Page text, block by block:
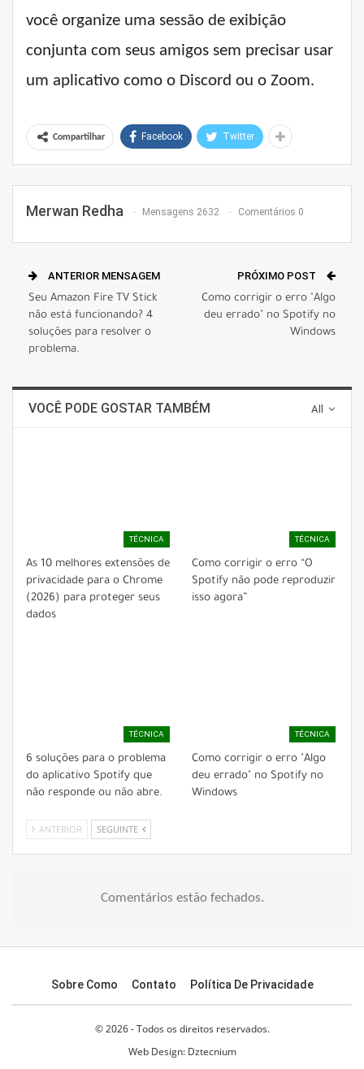
você organize uma sessão de exibição
conjunta com seus amigos sem precisar usar
um aplicativo como o Discord ou o Zoom.
Compartilhar Facebook Twitter
Merwan Redha Mensagens 2632 Comentários 0
ANTERIOR MENSAGEM
Seu Amazon Fire TV Stick
não está funcionando? 4
soluções para resolver o
problema.
PRÓXIMO POST
Como corrigir o erro "Algo
deu errado" no Spotify no
Windows
All
VOCÊ PODE GOSTAR TAMBÉM
TÉCNICA
As 10 melhores extensões de
privacidade para o Chrome
(2026) para proteger seus
dados
TÉCNICA
Como corrigir o erro “O
Spotify não pode reproduzir
isso agora”
TÉCNICA
6 soluções para o problema
do aplicativo Spotify que
não responde ou não abre.
TÉCNICA
Como corrigir o erro "Algo
deu errado" no Spotify no
Windows
ANTERIOR SEGUINTE
Comentários estão fechados.
Sobre Como Contato Política De Privacidade
© 2026 - Todos os direitos reservados.
Web Design: Dztecnium